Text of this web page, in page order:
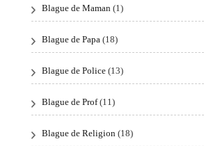
Blague de Maman (1)
Blague de Papa (18)
Blague de Police (13)
Blague de Prof(11)
Blague de Religion (18)